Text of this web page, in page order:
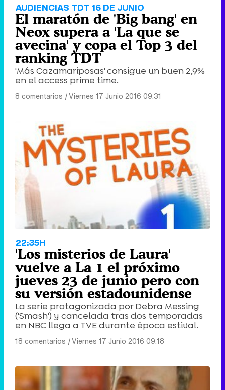
AUDIENCIAS TDT 16 DE JUNIO
El maratón de 'Big bang' en
Neox supera a 'La que se
avecina' y copa el Top 3 del
ranking TDT
'Más Cazamariposas' consigue un buen 2,9%
en el access prime time.
8 comentarios |Viernes 17 Junio 2016 09:31
22:35H
'Los misterios de Laura'
vuelve a La 1 el próximo
jueves 23 de junio pero con
su versión estadounidense
La serie protagonizada por Debra Messing
('Smash') y cancelada tras dos temporadas
en NBC llega a TVE durante época estival.
18 comentarios |Viernes 17 Junio 2016 09:18